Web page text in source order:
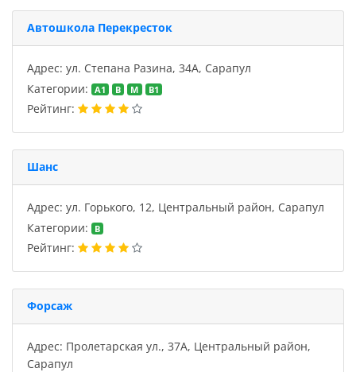
Автошкола Перекресток
Адрес: ул. Степана Разина, 34А, Сарапул
Категории:
A1 B M В1
Рейтинг:
Шанс
Адрес: ул. Горького, 12, Центральный район, Сарапул
Категории:
B
Рейтинг:
Форсаж
Адрес: Пролетарская ул., 37А, Центральный район,
Сарапул